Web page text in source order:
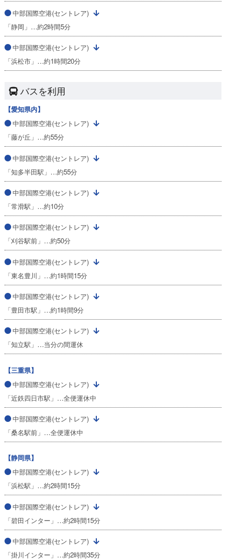
中部国際空港(セントレア)
「静岡」…約2時間5分
中部国際空港(セントレア)
「浜松市」…約1時間20分
バスを利用
【愛知県内】
中部国際空港(セントレア)
「藤が丘」…約55分
中部国際空港(セントレア)
「知多半田駅」…約55分
中部国際空港(セントレア)
「常滑駅」…約10分
中部国際空港(セントレア)
「刈谷駅前」…約50分
中部国際空港(セントレア)
「東名豊川」…約1時間15分
中部国際空港(セントレア)
「豊田市駅」…約1時間9分
中部国際空港(セントレア)
「知立駅」…当分の間運休
【三重県】
中部国際空港(セントレア)
「近鉄四日市駅」…全便運休中
中部国際空港(セントレア)
「桑名駅前」…全便運休中
【静岡県】
中部国際空港(セントレア)
「浜松駅」…約2時間15分
中部国際空港(セントレア)
「碧田インター」…約2時間15分
中部国際空港(セントレア)
「掛川インター」…約2時間35分